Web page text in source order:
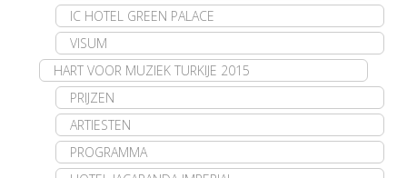
IC HOTEL GREEN PALACE
VISUM
HART VOOR MUZIEK TURKIJE 2015
PRIJZEN
ARTIESTEN
PROGRAMMA